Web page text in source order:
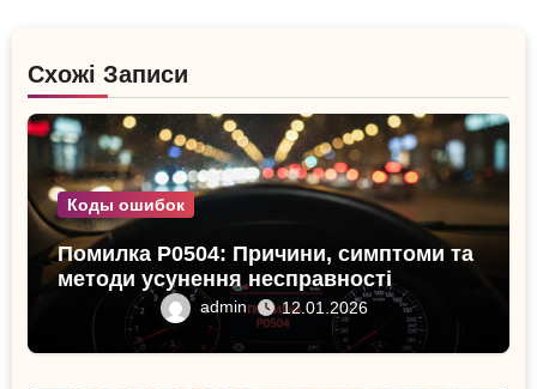
Схожі Записи
Коды ошибок
Помилка P0504: Причини, симптоми та
методи усунення несправності
admin 12.01.2026